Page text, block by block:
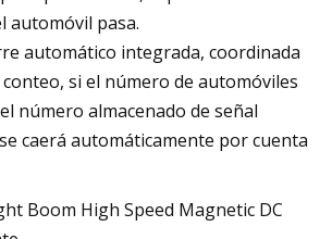
automóvil pasa.
automático integrada, coordinada
si el número de automóviles
número almacenado de señal
caerá automáticamente por cuenta